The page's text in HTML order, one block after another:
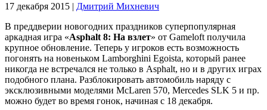
17 декабря 2015 | Дмитрий Михневич
В преддверии новогодних праздников суперпопулярная
аркадная игра «Asphalt 8: На взлет» от Gameloft получила
крупное обновление. Теперь у игроков есть возможность
погонять на новеньком Lamborghini Egoista, который ранее
никогда не встречался не только в Asphalt, но и в других играх
подобного плана. Разблокировать автомобиль наряду с
эксклюзивными моделями McLaren 570, Mercedes SLK 5 и пр.
можно будет во время гонок, начиная с 18 декабря.